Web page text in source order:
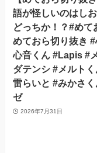
語が怪しいのはし
どっちか！？#めて
めておら切り抜き
心音くん #Lapis #
ダテンシ #メルトく
雷らいと #みかさく
ゼ
2026年7月31日